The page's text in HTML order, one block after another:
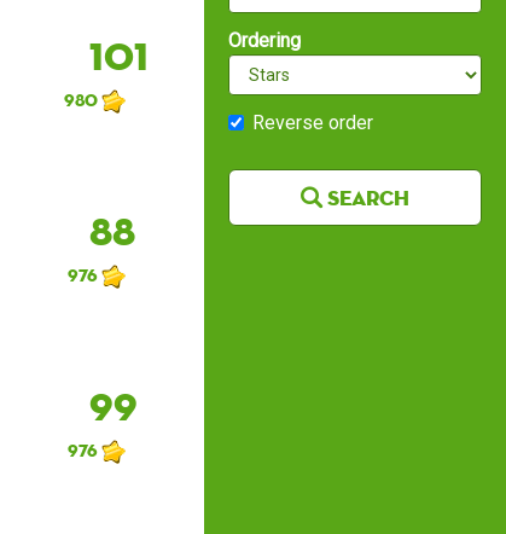
Ordering
Reverse order
Search
101
980
88
976
99
976